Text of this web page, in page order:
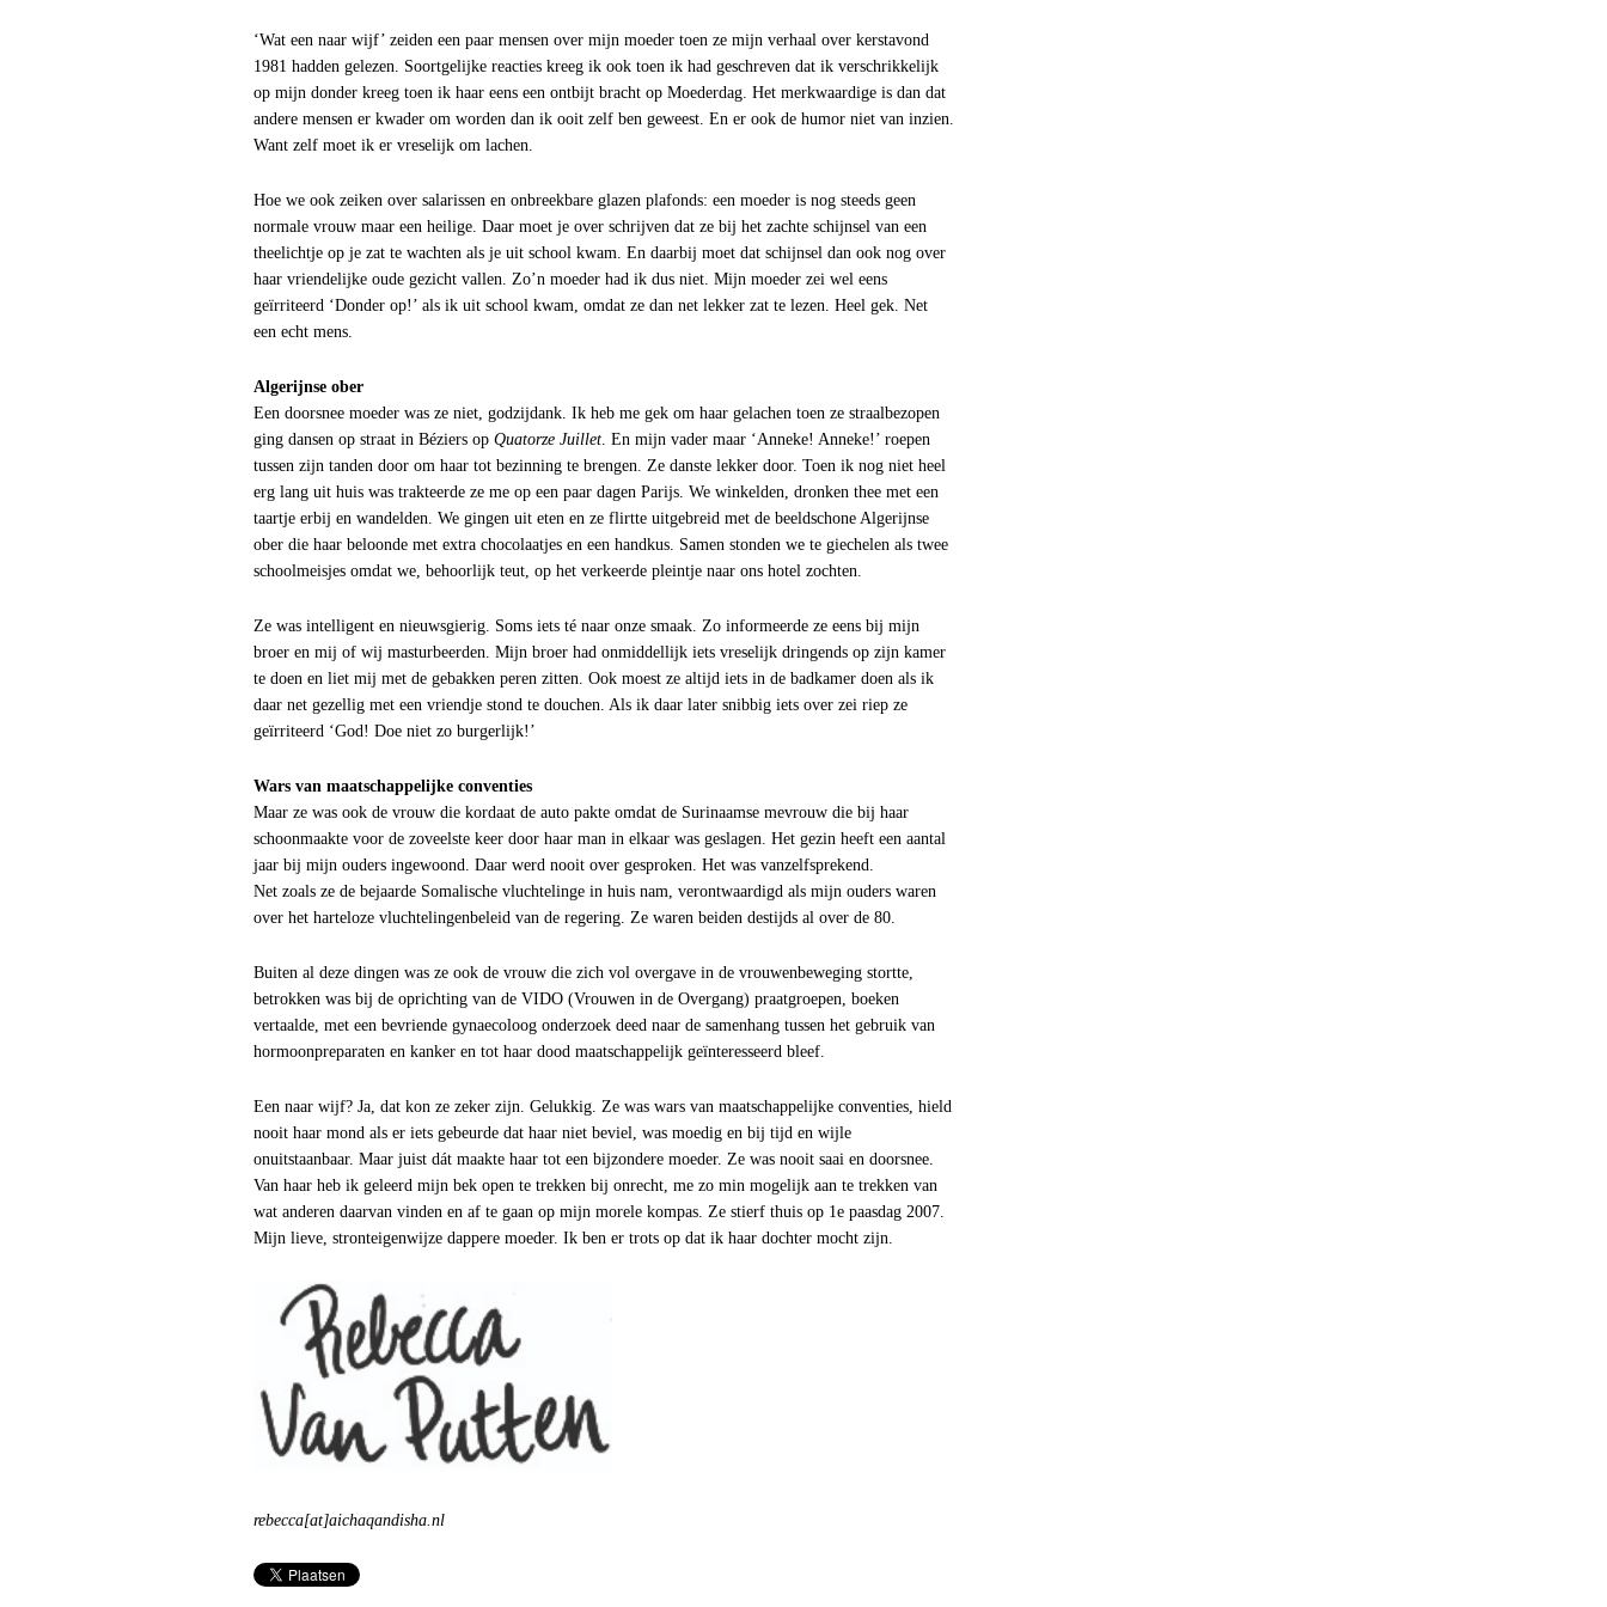
‘Wat een naar wijf’ zeiden een paar mensen over mijn moeder toen ze mijn verhaal over kerstavond
1981 hadden gelezen. Soortgelijke reacties kreeg ik ook toen ik had geschreven dat ik verschrikkelijk
op mijn donder kreeg toen ik haar eens een ontbijt bracht op Moederdag. Het merkwaardige is dan dat
andere mensen er kwader om worden dan ik ooit zelf ben geweest. En er ook de humor niet van inzien.
Want zelf moet ik er vreselijk om lachen.
Hoe we ook zeiken over salarissen en onbreekbare glazen plafonds: een moeder is nog steeds geen
normale vrouw maar een heilige. Daar moet je over schrijven dat ze bij het zachte schijnsel van een
theelichtje op je zat te wachten als je uit school kwam. En daarbij moet dat schijnsel dan ook nog over
haar vriendelijke oude gezicht vallen. Zo’n moeder had ik dus niet. Mijn moeder zei wel eens
geïrriteerd ‘Donder op!’ als ik uit school kwam, omdat ze dan net lekker zat te lezen. Heel gek. Net
een echt mens.
Algerijnse ober
Een doorsnee moeder was ze niet, godzijdank. Ik heb me gek om haar gelachen toen ze straalbezopen
ging dansen op straat in Béziers op Quatorze Juillet. En mijn vader maar ‘Anneke! Anneke!’ roepen
tussen zijn tanden door om haar tot bezinning te brengen. Ze danste lekker door. Toen ik nog niet heel
erg lang uit huis was trakteerde ze me op een paar dagen Parijs. We winkelden, dronken thee met een
taartje erbij en wandelden. We gingen uit eten en ze flirtte uitgebreid met de beeldschone Algerijnse
ober die haar beloonde met extra chocolaatjes en een handkus. Samen stonden we te giechelen als twee
schoolmeisjes omdat we, behoorlijk teut, op het verkeerde pleintje naar ons hotel zochten.
Ze was intelligent en nieuwsgierig. Soms iets té naar onze smaak. Zo informeerde ze eens bij mijn
broer en mij of wij masturbeerden. Mijn broer had onmiddellijk iets vreselijk dringends op zijn kamer
te doen en liet mij met de gebakken peren zitten. Ook moest ze altijd iets in de badkamer doen als ik
daar net gezellig met een vriendje stond te douchen. Als ik daar later snibbig iets over zei riep ze
geïrriteerd ‘God! Doe niet zo burgerlijk!’
Wars van maatschappelijke conventies
Maar ze was ook de vrouw die kordaat de auto pakte omdat de Surinaamse mevrouw die bij haar
schoonmaakte voor de zoveelste keer door haar man in elkaar was geslagen. Het gezin heeft een aantal
jaar bij mijn ouders ingewoond. Daar werd nooit over gesproken. Het was vanzelfsprekend.
Net zoals ze de bejaarde Somalische vluchtelinge in huis nam, verontwaardigd als mijn ouders waren
over het harteloze vluchtelingenbeleid van de regering. Ze waren beiden destijds al over de 80.
Buiten al deze dingen was ze ook de vrouw die zich vol overgave in de vrouwenbeweging stortte,
betrokken was bij de oprichting van de VIDO (Vrouwen in de Overgang) praatgroepen, boeken
vertaalde, met een bevriende gynaecoloog onderzoek deed naar de samenhang tussen het gebruik van
hormoonpreparaten en kanker en tot haar dood maatschappelijk geïnteresseerd bleef.
Een naar wijf? Ja, dat kon ze zeker zijn. Gelukkig. Ze was wars van maatschappelijke conventies, hield
nooit haar mond als er iets gebeurde dat haar niet beviel, was moedig en bij tijd en wijle
onuitstaanbaar. Maar juist dát maakte haar tot een bijzondere moeder. Ze was nooit saai en doorsnee.
Van haar heb ik geleerd mijn bek open te trekken bij onrecht, me zo min mogelijk aan te trekken van
wat anderen daarvan vinden en af te gaan op mijn morele kompas. Ze stierf thuis op 1e paasdag 2007.
Mijn lieve, stronteigenwijze dappere moeder. Ik ben er trots op dat ik haar dochter mocht zijn.
rebecca[at]aichaqandisha.nl